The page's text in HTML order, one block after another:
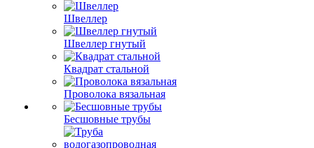
Швеллер
Швеллер гнутый
Квадрат стальной
Проволока вязальная
Бесшовные трубы